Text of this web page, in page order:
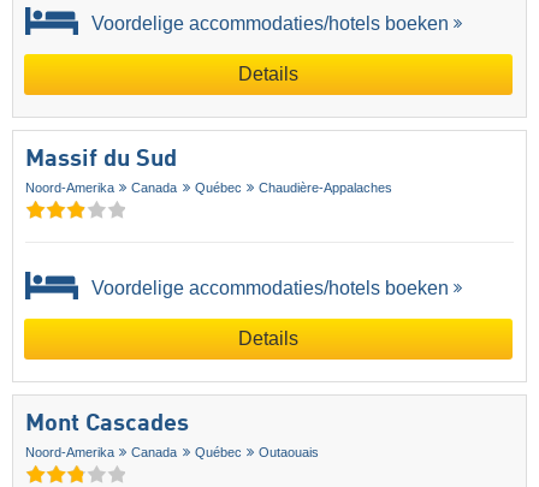
Voordelige accommodaties/hotels boeken
Details
Massif du Sud
Noord-Amerika Canada Québec Chaudière-Appalaches
Voordelige accommodaties/hotels boeken
Details
Mont Cascades
Noord-Amerika Canada Québec Outaouais